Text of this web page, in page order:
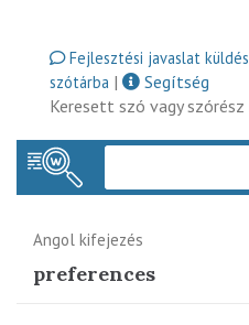
Fejlesztési javaslat
szótárba |
Segítség
Keresett szó vagy szórész
Angol kifejezés
preferences